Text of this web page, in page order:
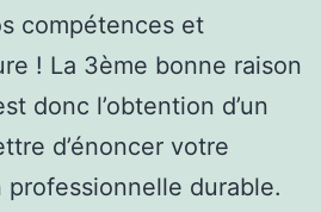
compétences et
! La 3ème bonne raison
donc l’obtention d’un
d’énoncer votre
professionnelle durable.